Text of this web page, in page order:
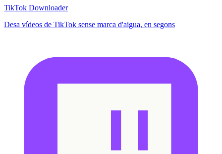
TikTok Downloader
Desa vídeos de TikTok sense marca d'aigua, en segons